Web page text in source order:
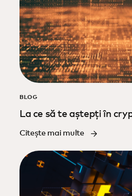
BLOG
La ce să te aștepți în
Citește mai multe